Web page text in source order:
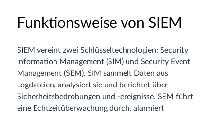
Funktionsweise von SIEM
SIEM vereint zwei Schlüsseltechnologien: Security
Information Management (SIM) und Security Event
Management (SEM). SIM sammelt Daten aus
Logdateien, analysiert sie und berichtet über
Sicherheitsbedrohungen und -ereignisse. SEM führt
eine Echtzeitüberwachung durch, alarmiert